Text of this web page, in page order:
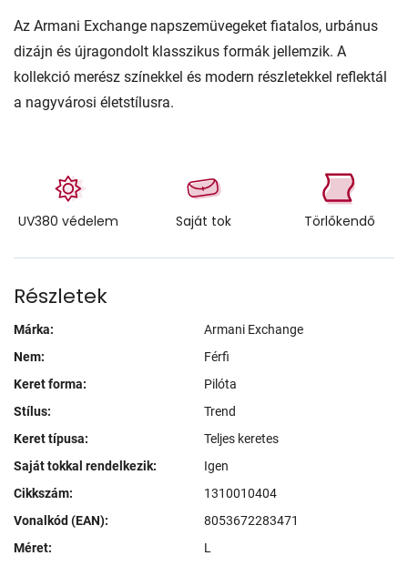
Az Armani Exchange napszemüvegeket fiatalos, urbánus
dizájn és újragondolt klasszikus formák jellemzik. A
kollekció merész színekkel és modern részletekkel reflektál
a nagyvárosi életstílusra.
UV380 védelem Saját tok Törlőkendő
Részletek
Márka:
Armani Exchange
Nem:
Férfi
Keret forma:
Pilóta
Stílus:
Trend
Keret típusa:
Teljes keretes
Saját tokkal rendelkezik:
Igen
Cikkszám:
1310010404
Vonalkód (EAN):
8053672283471
Méret:
L